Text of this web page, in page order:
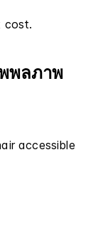
cost.
พลภาพ
accessible